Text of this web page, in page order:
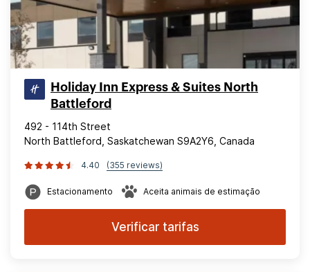
Holiday Inn Express & Suites North
Battleford
492 - 114th Street
North Battleford, Saskatchewan S9A2Y6, Canada
4.40 (355 reviews)
Estacionamento Aceita animais de estimação
Verificar tarifas